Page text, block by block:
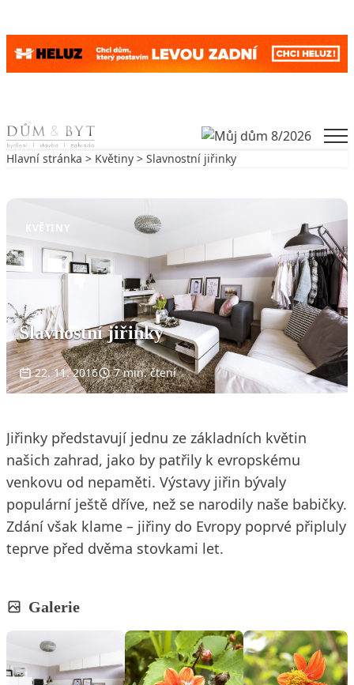
Skip to content
Hlavní stránka > Květiny > Slavnostní jiřinky
KVĚTINY
Slavnostní jiřinky
22. 11. 2016 7 min. čtení
Jiřinky představují jednu ze základních květin
našich zahrad, jako by patřily k evropskému
venkovu od nepaměti. Výstavy jiřin bývaly
populární ještě dříve, než se narodily naše babičky.
Zdání však klame – jiřiny do Evropy poprvé připluly
teprve před dvěma stovkami let.
Galerie